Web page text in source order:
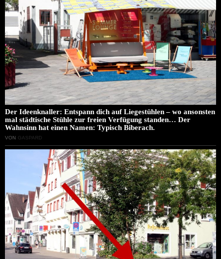
Der Ideenknaller: Entspann dich auf Liegestühlen – wo ansonsten
mal städtische Stühle zur freien Verfügung standen… Der
Wahnsinn hat einen Namen: Typisch Biberach.
VON GASPARD